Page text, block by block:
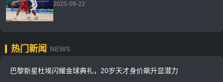
2025-09-22
热门新闻 NEWS
巴黎新星杜埃闪耀金球典礼，20岁天才身价飙升显潜力